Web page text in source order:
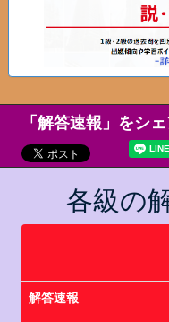
「解答速報」をシ
各級の
解答速報